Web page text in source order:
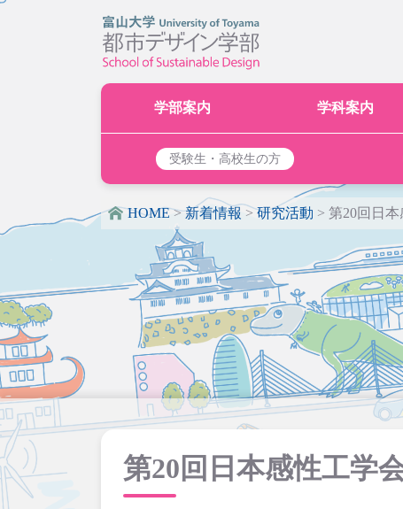
学部案内 学科案内
受験生・高校生の方
HOME>新着情報 >研究活動 > 第20回日
第20回日本感性工学